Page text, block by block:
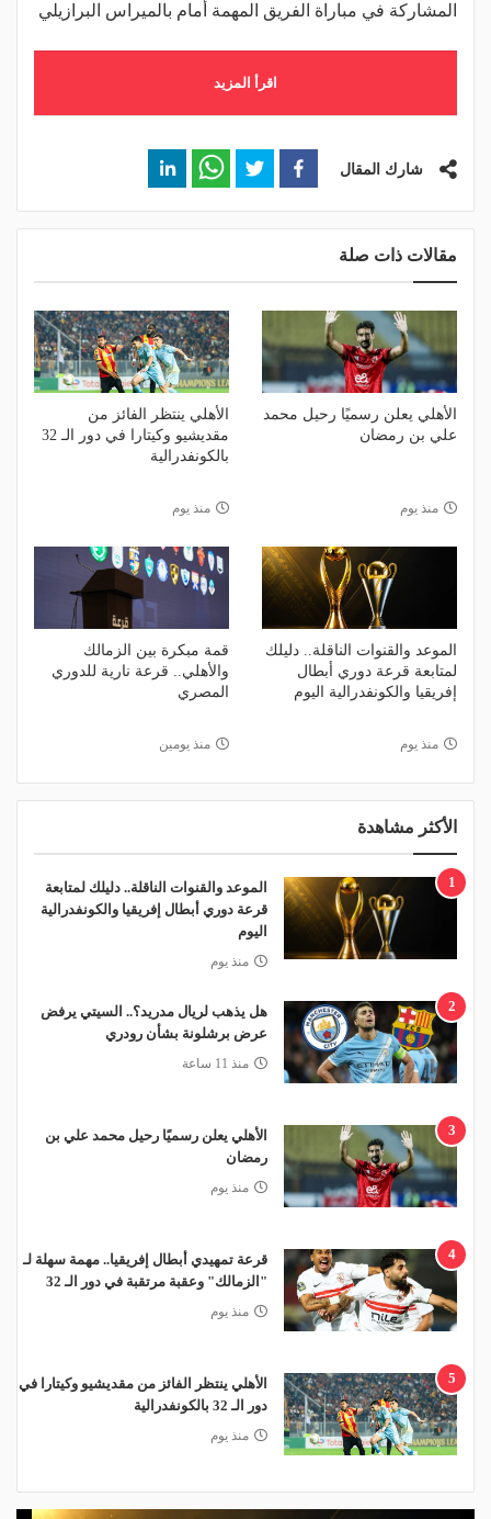
المشاركة في مباراة الفريق المهمة أمام بالميراس البرازيلي
اقرأ المزيد
شارك المقال
مقالات ذات صلة
الأهلي يعلن رسميًا رحيل محمد
علي بن رمضان
منذ يوم
الأهلي ينتظر الفائز من
مقديشيو وكيتارا في دور الـ 32
بالكونفدرالية
منذ يوم
الموعد والقنوات الناقلة.. دليلك
لمتابعة قرعة دوري أبطال
إفريقيا والكونفدرالية اليوم
منذ يوم
قمة مبكرة بين الزمالك
والأهلي.. قرعة نارية للدوري
المصري
منذ يومين
الأكثر مشاهدة
1
الموعد والقنوات الناقلة.. دليلك لمتابعة
قرعة دوري أبطال إفريقيا والكونفدرالية
اليوم
منذ يوم
2
هل يذهب لريال مدريد؟.. السيتي يرفض
عرض برشلونة بشأن رودري
منذ 11 ساعة
3
الأهلي يعلن رسميًا رحيل محمد علي بن
رمضان
منذ يوم
4
قرعة تمهيدي أبطال إفريقيا.. مهمة سهلة لـ
"الزمالك" وعقبة مرتقبة في دور الـ 32
منذ يوم
5
الأهلي ينتظر الفائز من مقديشيو وكيتارا في
دور الـ 32 بالكونفدرالية
منذ يوم